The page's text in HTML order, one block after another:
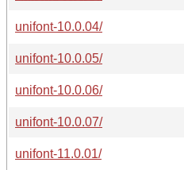
unifont-10.0.04/
unifont-10.0.05/
unifont-10.0.06/
unifont-10.0.07/
unifont-11.0.01/